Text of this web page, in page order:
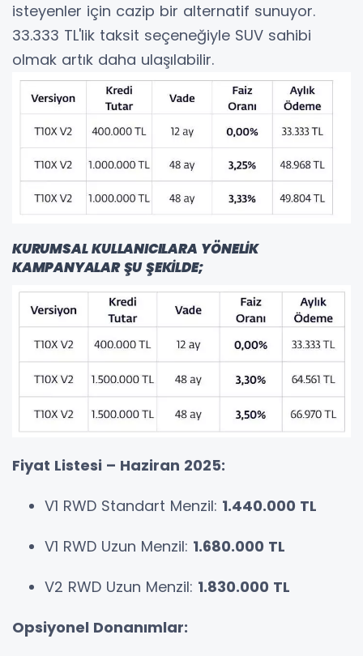
isteyenler için cazip bir alternatif sunuyor.
33.333 TL'lik taksit seçeneğiyle SUV sahibi
olmak artık daha ulaşılabilir.
KURUMSAL KULLANICILARA YÖNELİK
KAMPANYALAR ŞU ŞEKİLDE;
Fiyat Listesi – Haziran 2025:
V1 RWD Standart Menzil: 1.440.000 TL
V1 RWD Uzun Menzil: 1.680.000 TL
V2 RWD Uzun Menzil: 1.830.000 TL
Opsiyonel Donanımlar: